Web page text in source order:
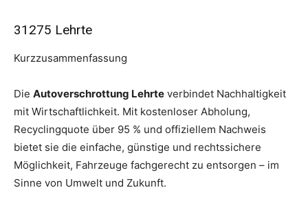
31275 Lehrte
Kurzzusammenfassung
Die Autoverschrottung Lehrte verbindet Nachhaltigkeit
mit Wirtschaftlichkeit. Mit kostenloser Abholung,
Recyclingquote über 95 % und offiziellem Nachweis
bietet sie die einfache, günstige und rechtssichere
Möglichkeit, Fahrzeuge fachgerecht zu entsorgen – im
Sinne von Umwelt und Zukunft.